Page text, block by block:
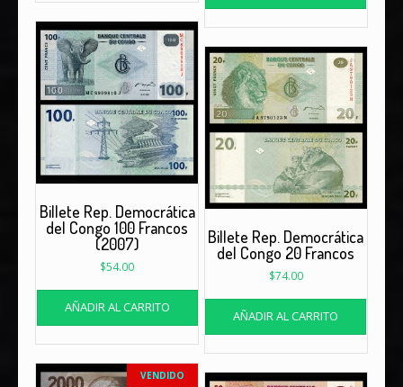
Billete Rep. Democrática
del Congo 100 Francos
(2007)
$54.00
AÑADIR AL CARRITO
Billete Rep. Democrática
del Congo 20 Francos
$74.00
AÑADIR AL CARRITO
VENDIDO